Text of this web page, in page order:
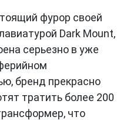
панели. Некоторые
макросами,
одной
фурор своей
Dark Mount,
серьезно в уже
бренд прекрасно
тратить более 200
что